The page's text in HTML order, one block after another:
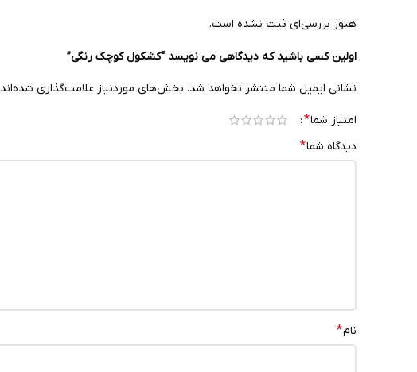
هنوز بررسی‌ای ثبت نشده است.
اولین کسی باشید که دیدگاهی می نویسد “کشکول کوچک رنگی”
نشانی ایمیل شما منتشر نخواهد شد. بخش‌های موردنیاز علامت‌گذاری شده‌اند
امتیاز شما*
دیدگاه شما*
نام*